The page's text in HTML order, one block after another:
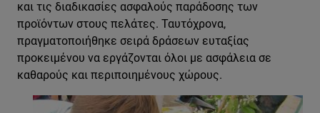
και τις διαδικασίες ασφαλούς παράδοσης των
προϊόντων στους πελάτες. Ταυτόχρονα,
πραγματοποιήθηκε σειρά δράσεων ευταξίας
προκειμένου να εργάζονται όλοι με ασφάλεια σε
καθαρούς και περιποιημένους χώρους.